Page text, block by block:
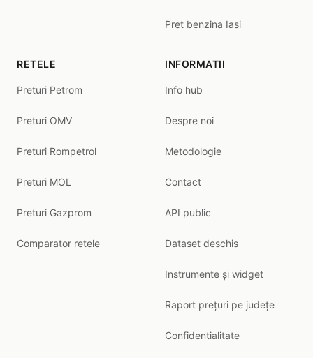
Pret benzina Iasi
RETELE
Preturi Petrom
Preturi OMV
Preturi Rompetrol
Preturi MOL
Preturi Gazprom
Comparator retele
INFORMATII
Info hub
Despre noi
Metodologie
Contact
API public
Dataset deschis
Instrumente și widget
Raport prețuri pe județe
Confidentialitate